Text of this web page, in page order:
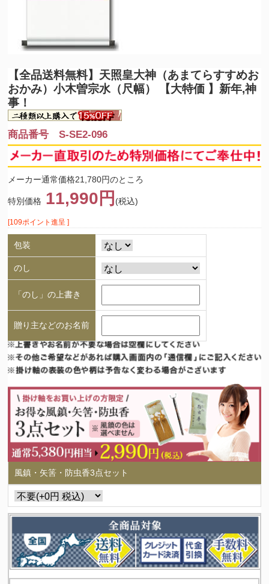
【全品送料無料】 天照皇大神（あまてらすすめお
おかみ）小木曽宗水（尺幅） 【大特価 】新年,神
事！
商品番号 S-SE2-096
メーカー通常価格21,780円のところ
特別価格 11,990円 (税込)
[109ポイント進呈 ]
包装
のし
「のし」の上書き
贈り主などのお名前
風鎮・矢筈・防虫香3点セット